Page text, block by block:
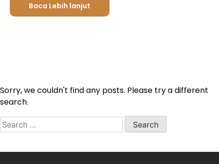
Baca Lebih lanjut
Sorry, we couldn't find any posts. Please try a different
search.
Search
for: